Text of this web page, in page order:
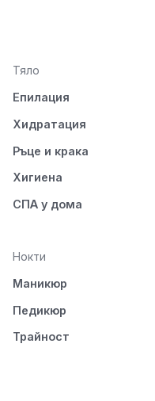
Тяло
Епилация
Хидратация
Ръце и крака
Хигиена
СПА у дома
Нокти
Маникюр
Педикюр
Трайност